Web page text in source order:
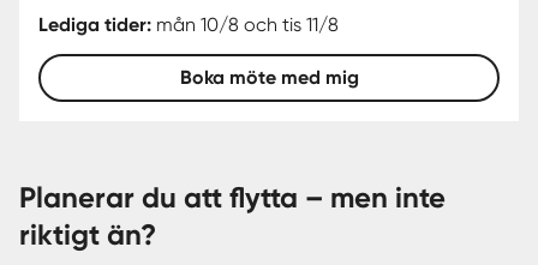
Lediga tider: mån 10/8 och tis 11/8
Boka möte med mig
Planerar du att flytta – men inte
riktigt än?